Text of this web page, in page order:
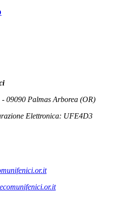
09090 Palmas Arborea (OR)
Elettronica: UFE4D3